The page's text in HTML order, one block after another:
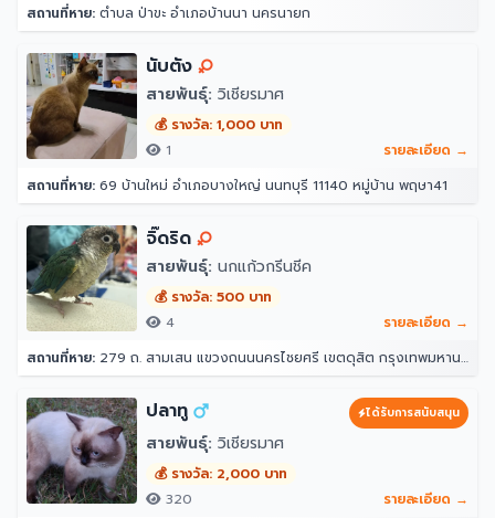
สถานที่หาย: ตำบล ป่าขะ อำเภอบ้านนา นครนายก
นับตัง
สายพันธุ์: วิเชียรมาศ
💰 รางวัล: 1,000 บาท
1
รายละเอียด →
สถานที่หาย: 69 บ้านใหม่ อำเภอบางใหญ่ นนทบุรี 11140 หมู่บ้าน พฤษา41
จิ๊ดริด
สายพันธุ์: นกแก้วกรีนชีค
💰 รางวัล: 500 บาท
4
รายละเอียด →
สถานที่หาย: 279 ถ. สามเสน แขวงถนนนครไชยศรี เขตดุสิต กรุงเทพมหานคร 10300
ปลาทู ได้รับการสนับสนุน
สายพันธุ์: วิเชียรมาศ
💰 รางวัล: 2,000 บาท
320
รายละเอียด →